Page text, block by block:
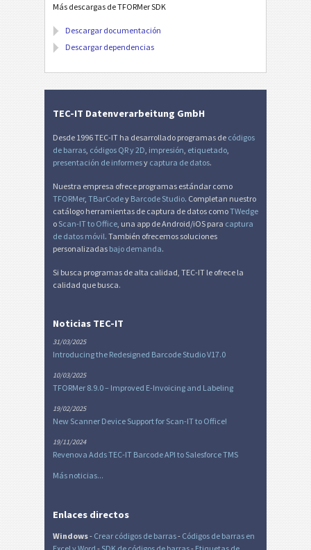
Más descargas de TFORMer SDK
Descargar documentación
Descargar dependencias
TEC-IT Datenverarbeitung GmbH
Desde 1996 TEC-IT ha desarrollado programas de códigos
de barras códigos QR y 2D impresión etiquetado
presentación de informesy captura de datos.
Nuestra empresa ofrece programas estándar como
TFORMer, TBarCodey Barcode Studio. Completan nuestro
catálogo herramientas de captura de datos comoTWedge
o Scan-IT to Office , una app de Android/iOS para captura
de datos móvil. También ofrecemos soluciones
personalizadas bajo demanda.
Si busca programas de alta calidad, TEC-IT le ofrece la
calidad que busca.
Noticias TEC-IT
31/03/2025
Introducing the Redesigned Barcode Studio V17.0
10/03/2025
TFORMer 8.9.0 – Improved E-Invoicing and Labeling
19/02/2025
New Scanner Device Support for Scan-IT to Office!
19/11/2024
Revenova Adds TEC-IT Barcode API to Salesforce TMS
Más noticias...
Enlaces directos
Windows- Crear códigos de barras- Códigos de barras en